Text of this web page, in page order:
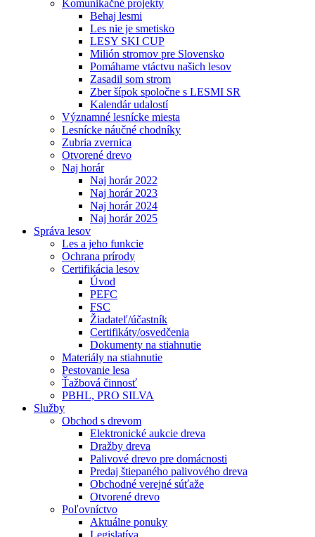
Komunikačné projekty
Behaj lesmi
Les nie je smetisko
LESY SKI CUP
Milión stromov pre Slovensko
Pomáhame vtáctvu našich lesov
Zasadil som strom
Zber šípok spoločne s LESMI SR
Kalendár udalostí
Významné lesnícke miesta
Lesnícke náučné chodníky
Zubria zvernica
Otvorené drevo
Naj horár
Naj horár 2022
Naj horár 2023
Naj horár 2024
Naj horár 2025
Správa lesov
Les a jeho funkcie
Ochrana prírody
Certifikácia lesov
Úvod
PEFC
FSC
Žiadateľ/účastník
Certifikáty/osvedčenia
Dokumenty na stiahnutie
Materiály na stiahnutie
Pestovanie lesa
Ťažbová činnosť
PBHL, PRO SILVA
Služby
Obchod s drevom
Elektronické aukcie dreva
Dražby dreva
Palivové drevo pre domácnosti
Predaj štiepaného palivového dreva
Obchodné verejné súťaže
Otvorené drevo
Poľovníctvo
Aktuálne ponuky
Legislatíva